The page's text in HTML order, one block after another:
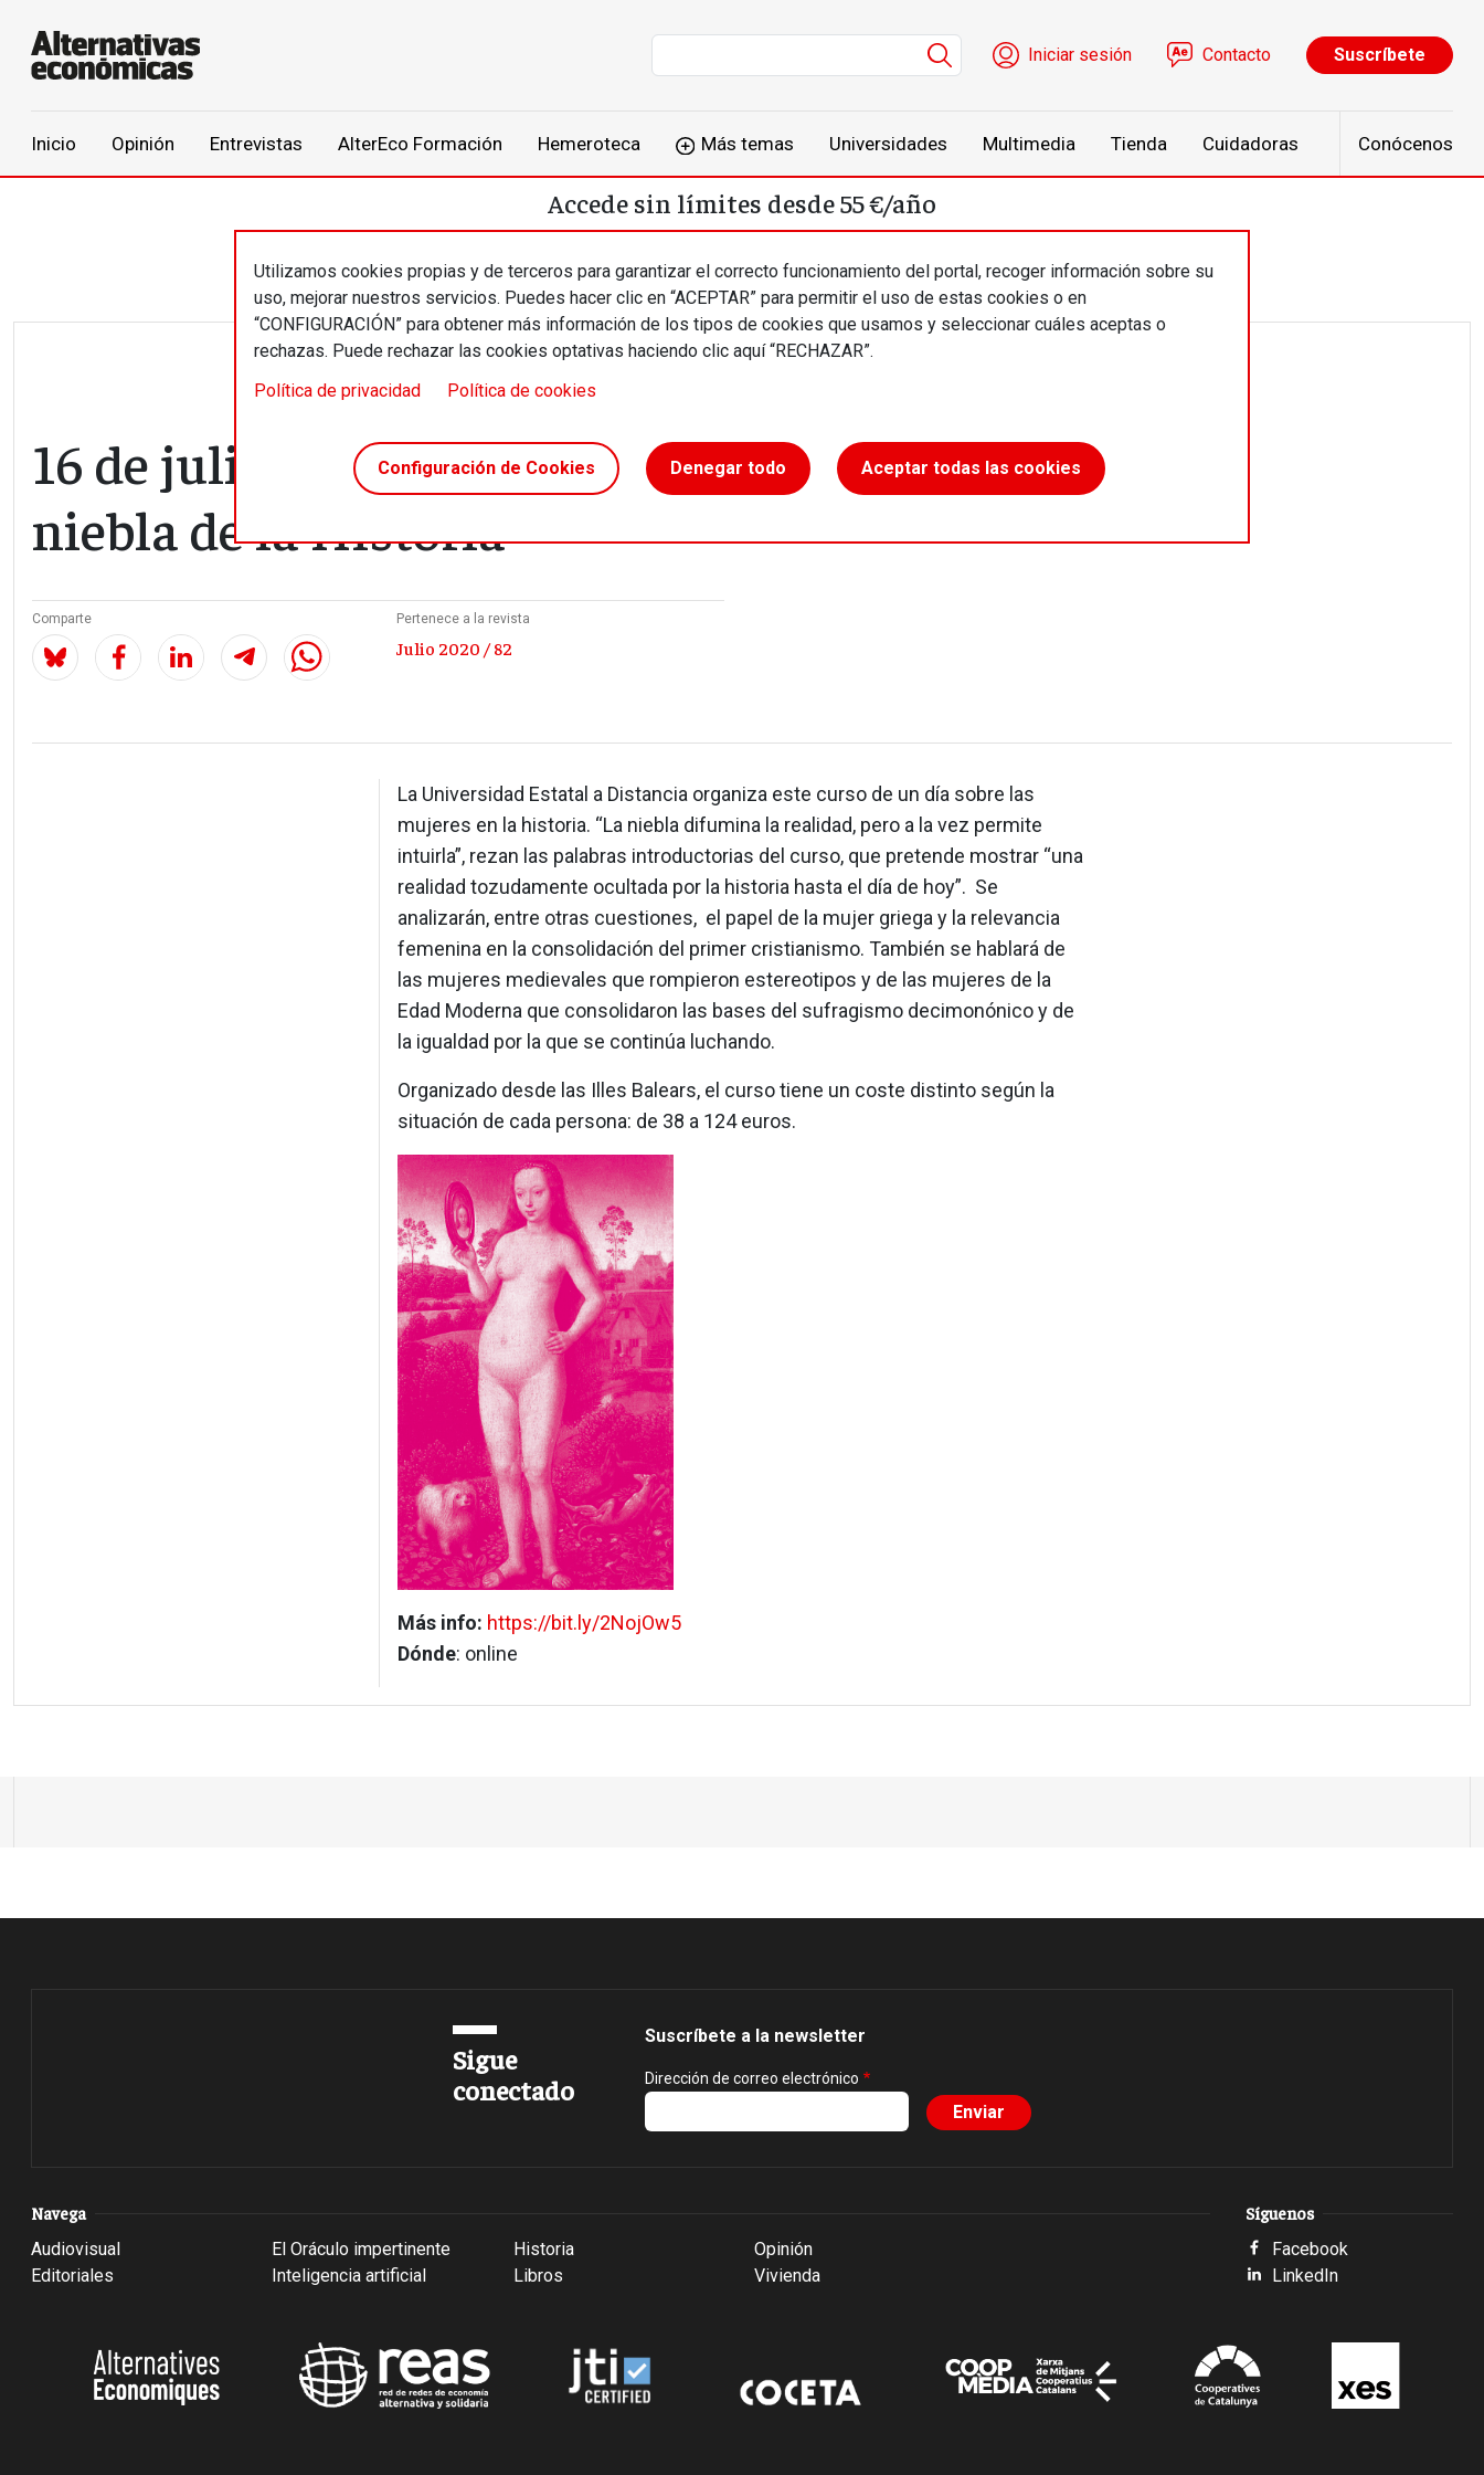
Menú de cuenta de usuario
Iniciar sesión Contacto Suscríbete
Inicio Opinión Entrevistas AlterEco Formación Hemeroteca Más temas Universidades Multimedia Tienda Cuidadoras Conócenos
Utilizamos cookies propias y de terceros para garantizar el correcto funcionamiento del portal, recoger información sobre su
uso, mejorar nuestros servicios. Puedes hacer clic en “ACEPTAR” para permitir el uso de estas cookies o en
“CONFIGURACIÓN” para obtener más información de los tipos de cookies que usamos y seleccionar cuáles aceptas o
rechazas. Puede rechazar las cookies optativas haciendo clic aquí “RECHAZAR”.
Política de privacidad
Política de cookies
Configuración de Cookies Denegar todo Aceptar todas las cookies
Accede sin límites desde 55 €/año
16 de julio // Mujeres en la
niebla de la Historia
Comparte Pertenece a la revista
Julio 2020 / 82
La Universidad Estatal a Distancia organiza este curso de un día sobre las
mujeres en la historia. “La niebla difumina la realidad, pero a la vez permite
intuirla”, rezan las palabras introductorias del curso, que pretende mostrar “una
realidad tozudamente ocultada por la historia hasta el día de hoy”. Se
analizarán, entre otras cuestiones, el papel de la mujer griega y la relevancia
femenina en la consolidación del primer cristianismo. También se hablará de
las mujeres medievales que rompieron estereotipos y de las mujeres de la
Edad Moderna que consolidaron las bases del sufragismo decimonónico y de
la igualdad por la que se continúa luchando.
Organizado desde las Illes Balears, el curso tiene un coste distinto según la
situación de cada persona: de 38 a 124 euros.
Más info: https://bit.ly/2NojOw5
Dónde: online
Sigue
conectado
Suscríbete a la newsletter
Dirección de correo electrónico
Navega
Audiovisual
Editoriales
El Oráculo impertinente
Inteligencia artificial
Historia
Libros
Opinión
Vivienda
Síguenos
Facebook
LinkedIn